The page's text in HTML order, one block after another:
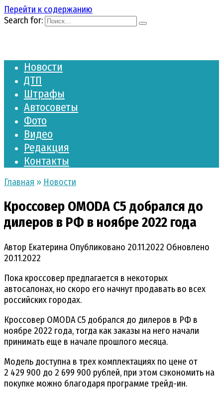
Перейти к содержанию
Search for:
Новости
ДТП
Штрафы
Автосоветы
Фото
Видео
Редакция
Контакты
Главная » Новости
Кроссовер OMODA C5 добрался до
дилеров в РФ в ноябре 2022 года
Автор Екатерина Опубликовано 20.11.2022 Обновлено
20.11.2022
Пока кроссовер предлагается в некоторых
автосалонах, но скоро его начнут продавать во всех
российских городах.
Кроссовер OMODA C5 добрался до дилеров в РФ в
ноябре 2022 года, тогда как заказы на него начали
принимать еще в начале прошлого месяца.
Модель доступна в трех комплектациях по цене от
2 429 900 до 2 699 900 рублей, при этом сэкономить на
покупке можно благодаря программе трейд-ин.